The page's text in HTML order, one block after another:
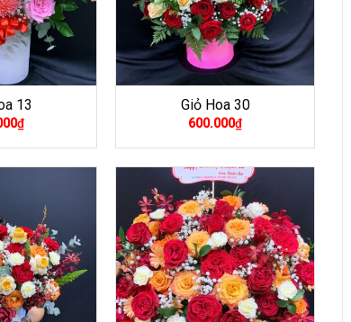
13
₫
Giỏ Hoa 30
600.000₫